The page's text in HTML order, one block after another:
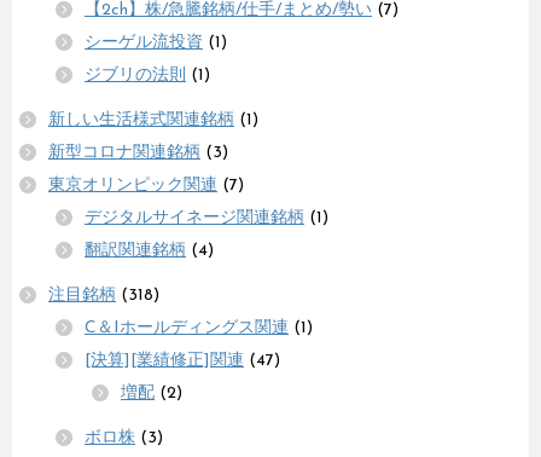
【2ch】株/急騰銘柄/仕手/まとめ/勢い (7)
シーゲル流投資 (1)
ジブリの法則 (1)
新しい生活様式関連銘柄 (1)
新型コロナ関連銘柄 (3)
東京オリンピック関連 (7)
デジタルサイネージ関連銘柄 (1)
翻訳関連銘柄 (4)
注目銘柄 (318)
C＆Iホールディングス関連 (1)
[決算][業績修正]関連 (47)
増配 (2)
ボロ株 (3)